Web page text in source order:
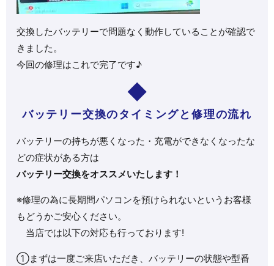
交換したバッテリーで問題なく動作していることが確認で
きました。
今回の修理はこれで完了です♪
バッテリー交換のタイミングと修理の流れ
バッテリーの持ちが悪くなった・充電ができなくなったな
どの症状がある方は
バッテリー交換をオススメいたします！
※修理の為に長期間パソコンを預けられないというお客様
もどうかご安心ください。
当店では以下の対応も行っております!
①まずは一度ご来店いただき、バッテリーの状態や型番